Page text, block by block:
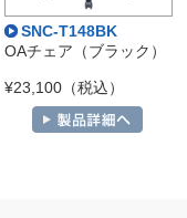
SNC-T148BK
OAチェア（ブラック）
¥23,100（税込）